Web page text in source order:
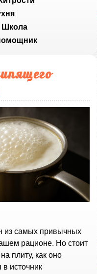
Школа
из самых привычных
рационе. Но стоит
плиту, как оно
источник